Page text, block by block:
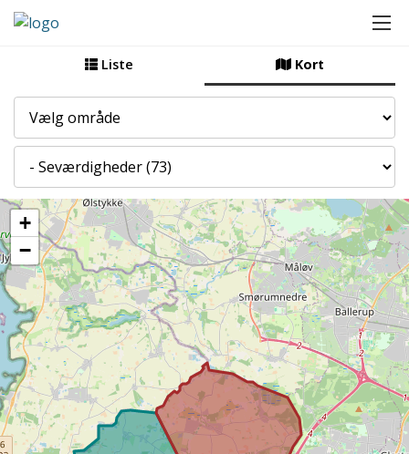
Liste Kort
+
−